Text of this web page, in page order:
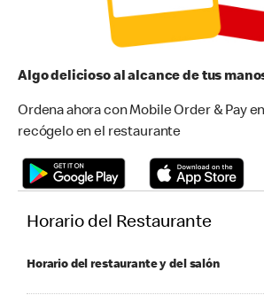
Algo delicioso al alcance de tus
Ordena ahora con Mobile Order & Pay
recógelo en el restaurante
Horario del Restaurante
Horario del restaurante y del salón